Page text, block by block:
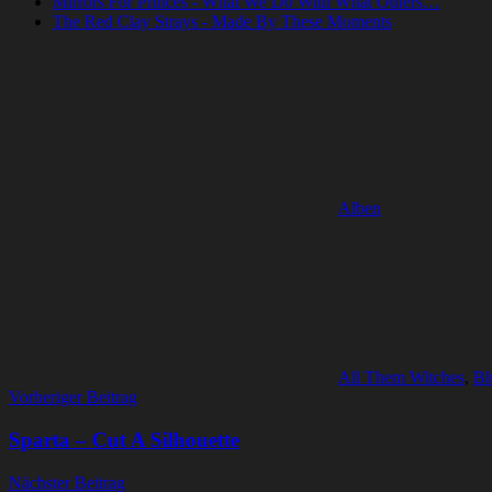
The Red Clay Strays - Made By These Moments
Alben
All Them Witches,
Beitragsnavigation
Vorheriger Beitrag
Sparta – Cut A Silhouette
Nächster Beitrag